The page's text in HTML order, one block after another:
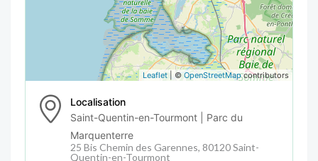
Leaflet | © OpenStreetMapcontributors
Localisation
Saint-Quentin-en-Tourmont | Parc du
Marquenterre
25 Bis Chemin des Garennes, 80120 Saint-
Quentin-en-Tourmont